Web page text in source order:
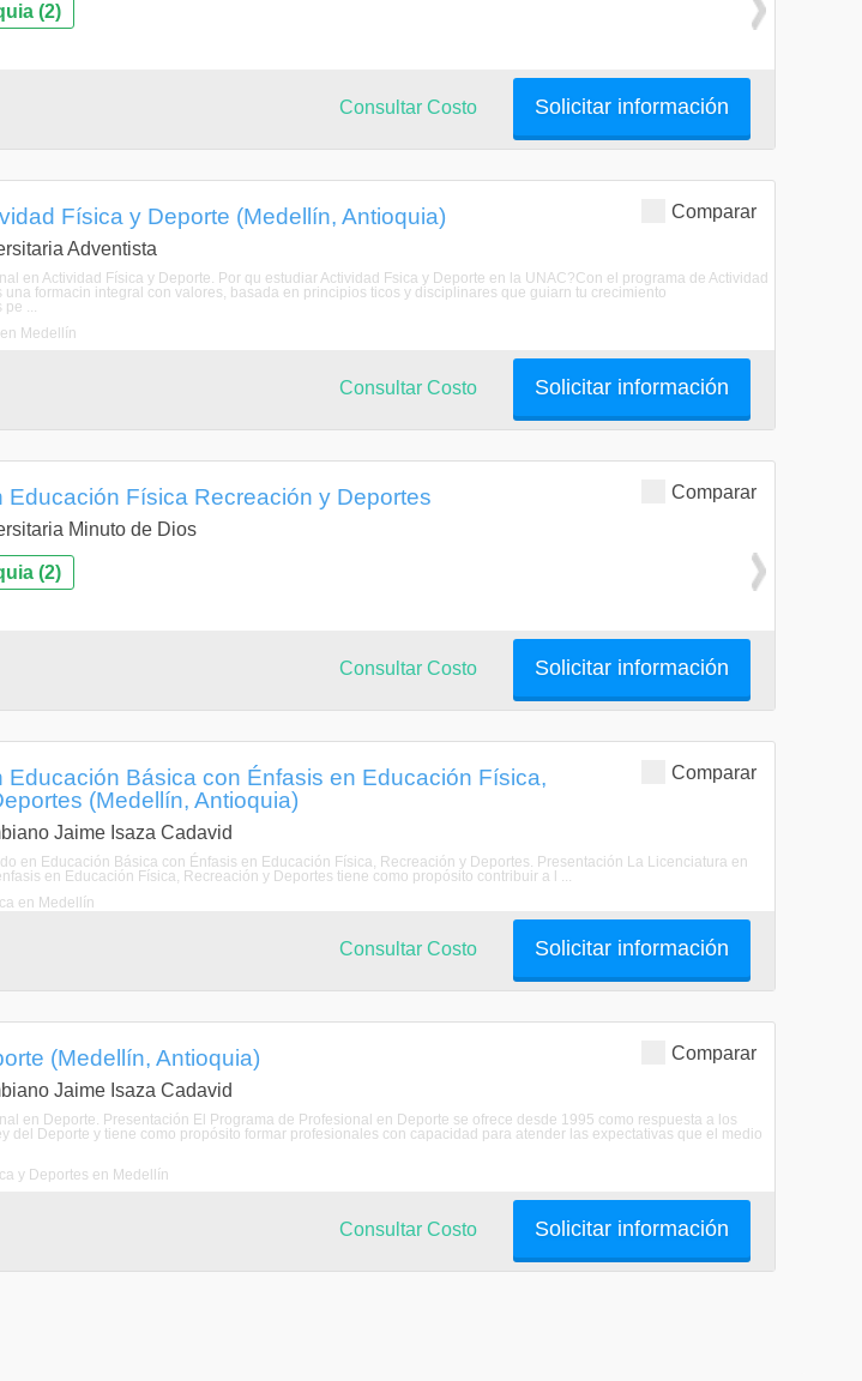
(2)
Solicitar información
Consultar Costo
Comparar
Física y Deporte (Medellín, Antioquia)
Adventista
en Actividad Física y Deporte. Por qu estudiar Actividad Fsica y Deporte en la UNAC?Con el programa de Actividad
una formacin integral con valores, basada en principios ticos y disciplinares que guiarn tu crecimiento
pe ...
Medellín
Solicitar información
Consultar Costo
Comparar
Educación Física Recreación y Deportes
Minuto de Dios
(2)
Solicitar información
Consultar Costo
Comparar
Educación Básica con Énfasis en Educación Física,
(Medellín, Antioquia)
Jaime Isaza Cadavid
en Educación Básica con Énfasis en Educación Física, Recreación y Deportes. Presentación La Licenciatura en
en Educación Física, Recreación y Deportes tiene como propósito contribuir a l ...
en Medellín
Solicitar información
Consultar Costo
Comparar
(Medellín, Antioquia)
Jaime Isaza Cadavid
en Deporte. Presentación El Programa de Profesional en Deporte se ofrece desde 1995 como respuesta a los
del Deporte y tiene como propósito formar profesionales con capacidad para atender las expectativas que el medio
y Deportes en Medellín
Solicitar información
Consultar Costo